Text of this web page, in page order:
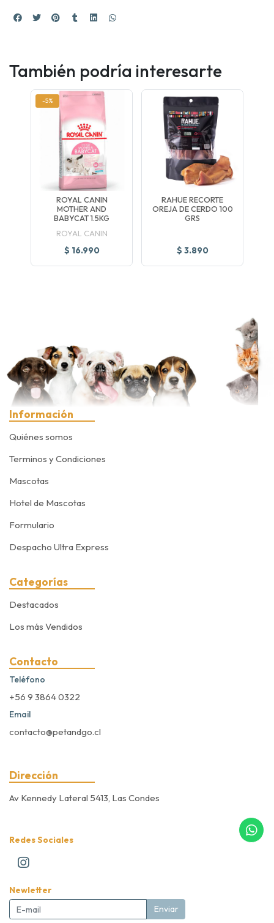
También podría interesarte
-5%
ROYAL CANIN
MOTHER AND
BABYCAT 1.5KG
ROYAL CANIN
$ 16.990
RAHUE RECORTE
OREJA DE CERDO 100
GRS
$ 3.890
Información
Quiénes somos
Terminos y Condiciones
Mascotas
Hotel de Mascotas
Formulario
Despacho Ultra Express
Categorías
Destacados
Los más Vendidos
Contacto
Teléfono
+56 9 3864 0322
Email
contacto@petandgo.cl
Dirección
Av Kennedy Lateral 5413, Las Condes
Redes Sociales
Newletter
Enviar